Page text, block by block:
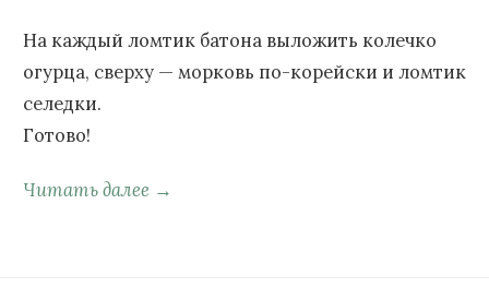
На каждый ломтик батона выложить колечко
огурца, сверху — морковь по-корейски и ломтик
селедки.
Готово!
Читать далее →